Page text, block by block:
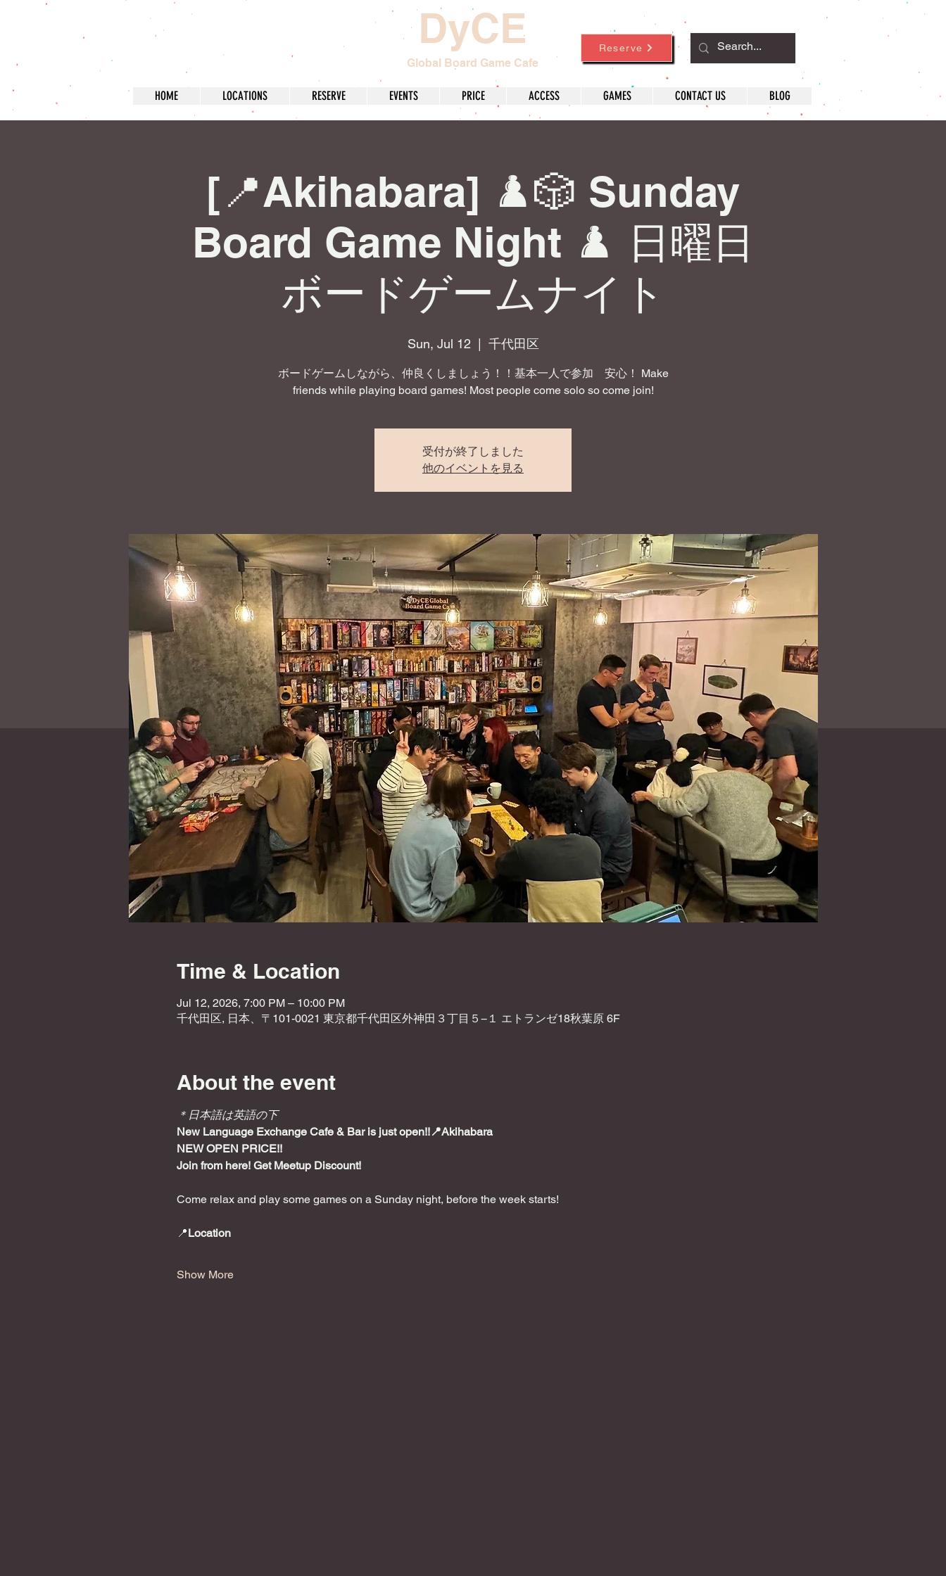
DyCE
Global Board Game Cafe
Reserve
HOME LOCATIONS RESERVE EVENTS PRICE ACCESS GAMES CONTACT US BLOG
[📍Akihabara] ♟️🎲 Sunday
Board Game Night ♟️ 日曜日
ボードゲームナイト
Sun, Jul 12 千代田区
ボードゲームしながら、仲良くしましょう！！基本一人で参加 安心！ Make
friends while playing board games! Most people come solo so come join!
受付が終了しました
他のイベントを見る
Time & Location
Jul 12, 2026, 7:00 PM – 10:00 PM
千代田区, 日本、〒101-0021 東京都千代田区外神田３丁目５−１ エトランゼ18秋葉原 6F
About the event
＊日本語は英語の下
New Language Exchange Cafe & Bar is just open!!📍Akihabara
NEW OPEN PRICE!!
Join from here! Get Meetup Discount!
Come relax and play some games on a Sunday night, before the week starts!
📍Location
Show More